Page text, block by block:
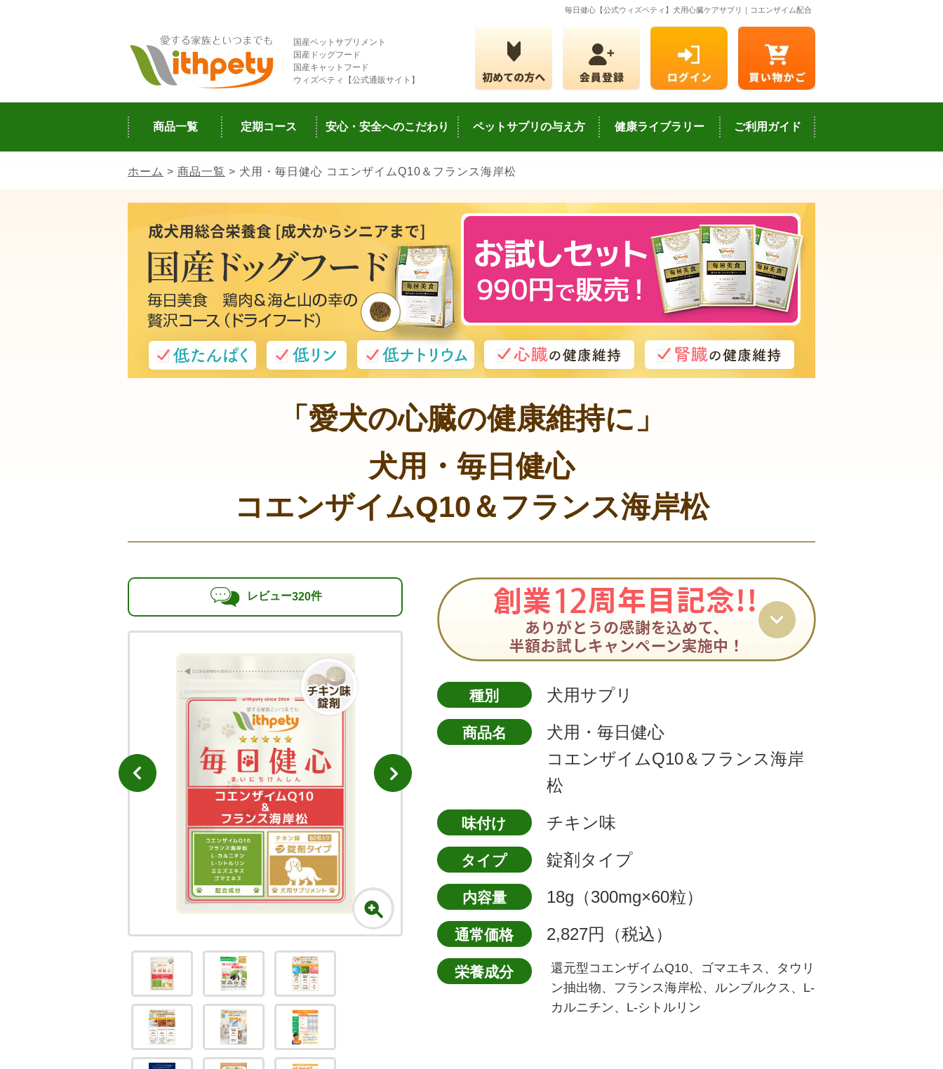
毎日健心【公式ウィズペティ】犬用心臓ケアサプリ｜コエンザイム配合
国産ペットサプリメント
国産ドッグフード
国産キャットフード
ウィズペティ【公式通販サイト】
商品一覧 定期コース 安心・安全へのこだわり ペットサプリの与え方 健康ライブラリー ご利用ガイド
ホーム > 商品一覧 > 犬用・毎日健心 コエンザイムQ10＆フランス海岸松
「愛犬の心臓の健康維持に」
犬用・毎日健心
コエンザイムQ10＆フランス海岸松
レビュー320件
種別 犬用サプリ
商品名
犬用・毎日健心
コエンザイムQ10＆フランス海岸
松
味付け チキン味
タイプ 錠剤タイプ
内容量 18g（300mg×60粒）
通常価格 2,827円（税込）
栄養成分
還元型コエンザイムQ10、ゴマエキス、タウリ
ン抽出物、フランス海岸松、ルンブルクス、L-
カルニチン、L-シトルリン